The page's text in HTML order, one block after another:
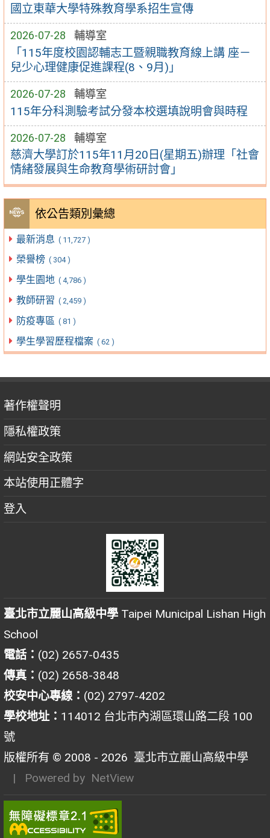
國立東華大學特殊教育學系招生宣傳
2026-07-28 輔導室
「115年度校園認輔志工暨親職教育線上講 座－
兒少心理健康促進課程(8、9月)」
2026-07-28 輔導室
115年分科測驗考試分發本校選填說明會與時程
2026-07-28 輔導室
慈濟大學訂於115年11月20日(星期五)辦理「社會
情緒發展與生命教育學術研討會」
依公告類別彙總
最新消息 ( 11,727 )
榮譽榜 ( 304 )
學生園地 ( 4,786 )
教師研習 ( 2,459 )
防疫專區 ( 81 )
學生學習歷程檔案 ( 62 )
著作權聲明
隱私權政策
網站安全政策
本站使用正體字
登入
臺北市立麗山高級中學 Taipei Municipal Lishan High
School
電話： (02) 2657-0435
傳真： (02) 2658-3848
校安中心專線： (02) 2797-4202
學校地址： 114012 台北市內湖區環山路二段 100
號
版權所有 © 2008 - 2026 臺北市立麗山高級中學
| Powered by NetView